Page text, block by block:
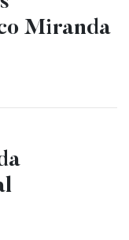
Miranda